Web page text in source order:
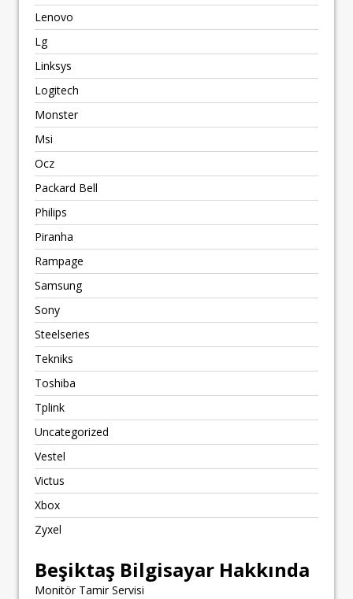
Lenovo
Lg
Linksys
Logitech
Monster
Msi
Ocz
Packard Bell
Philips
Piranha
Rampage
Samsung
Sony
Steelseries
Tekniks
Toshiba
Tplink
Uncategorized
Vestel
Victus
Xbox
Zyxel
Beşiktaş Bilgisayar Hakkında
Monitör Tamir Servisi